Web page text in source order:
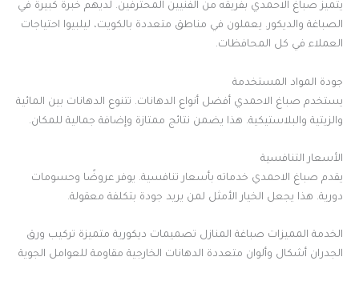
يتميز صباغ الاحمدي بفريقه من الفنيين المحترفين. لديهم خبرة كبيرة في
الصباغة والديكور. يعملون في مناطق متعددة بالكويت، ليلبيوا احتياجات
العملاء في كل المحافظات.
جودة المواد المستخدمة
يستخدم صباغ الاحمدي أفضل أنواع الدهانات. تتنوع الدهانات بين المائية
والزيتية والبلاستيكية. هذا يضمن نتائج ممتازة وإضافة جمالية للمكان.
الأسعار التنافسية
يقدم صباغ الاحمدي خدماته بأسعار تنافسية. يوفر عروضًا وحسومات
دورية. هذا يجعل الخيار الأمثل لمن يريد جودة بتكلفة معقولة.
الخدمة المميزات صباغة المنازل تصميمات ديكورية متميزة تركيب ورق
الجدران أشكال وألوان متعددة الدهانات الخارجية مقاومة للعوامل الجوية